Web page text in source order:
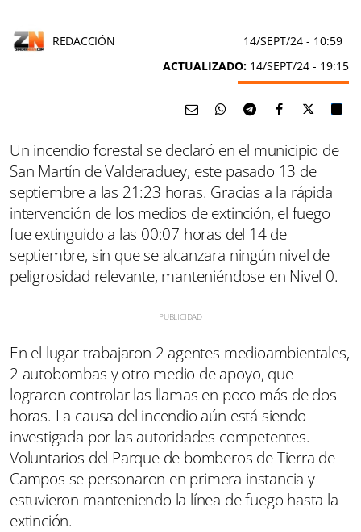
REDACCIÓN 14/SEPT/24 - 10:59
ACTUALIZADO: 14/SEPT/24 - 19:15
Un incendio forestal se declaró en el municipio de
San Martín de Valderaduey, este pasado 13 de
septiembre a las 21:23 horas. Gracias a la rápida
intervención de los medios de extinción, el fuego
fue extinguido a las 00:07 horas del 14 de
septiembre, sin que se alcanzara ningún nivel de
peligrosidad relevante, manteniéndose en Nivel 0.
En el lugar trabajaron 2 agentes medioambientales,
2 autobombas y otro medio de apoyo, que
lograron controlar las llamas en poco más de dos
horas. La causa del incendio aún está siendo
investigada por las autoridades competentes.
Voluntarios del Parque de bomberos de Tierra de
Campos se personaron en primera instancia y
estuvieron manteniendo la línea de fuego hasta la
extinción.